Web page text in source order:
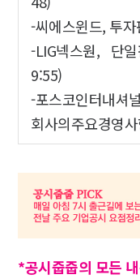
-씨에스윈드, 투
-LIG넥스원, 단일
9:55)
-포스코인터내셔
회사의주요경영
*공시줍줍의 모든